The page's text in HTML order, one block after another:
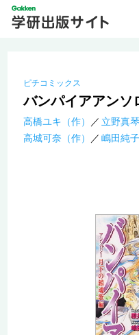
ピチコミックス
バンパイアアン
高橋ユキ（作） 立野真琴
高城可奈（作）
嶋田純子